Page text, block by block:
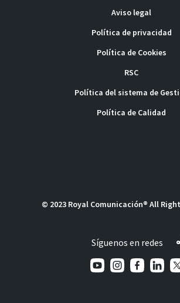
Aviso legal
Política de privacidad
Política de Cookies
RSC
Política del sistema de
Política de Calidad
© 2023 Royal Comunicación® All
Síguenos en redes